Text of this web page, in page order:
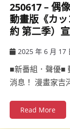
250617 – 偶
動畫版《カ
約 第二季）
2025 年 6 月 17
■新番組．聲優■
消息！ 漫畫家吉
Read More